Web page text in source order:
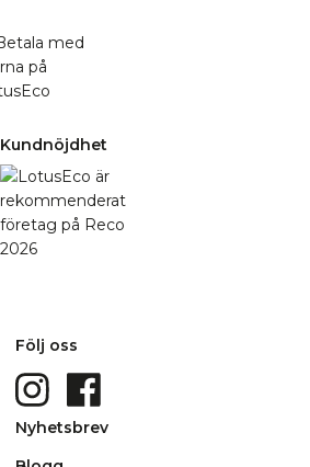
Kundnöjdhet
Följ oss
Nyhetsbrev